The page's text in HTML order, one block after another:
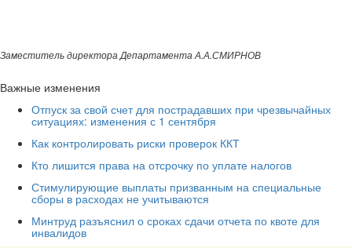
Заместитель директора Департамента А.А.СМИРНОВ
Важные изменения
Отпуск за свой счет для пострадавших при чрезвычайных
ситуациях: изменения с 1 сентября
Как контролировать риски проверок ККТ
Кто лишится права на отсрочку по уплате налогов
Стимулирующие выплаты призванным на специальные
сборы в расходах не учитываются
Минтруд разъяснил о сроках сдачи отчета по квоте для
инвалидов